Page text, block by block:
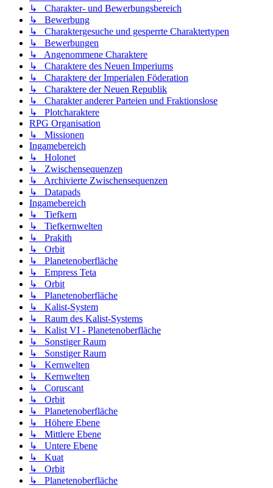
↳ Charakter- und Bewerbungsbereich
↳ Bewerbung
↳ Charaktergesuche und gesperrte Charaktertypen
↳ Bewerbungen
↳ Angenommene Charaktere
↳ Charaktere des Neuen Imperiums
↳ Charaktere der Imperialen Föderation
↳ Charaktere der Neuen Republik
↳ Charakter anderer Parteien und Fraktionslose
↳ Plotcharaktere
RPG Organisation
↳ Missionen
Ingamebereich
↳ Holonet
↳ Zwischensequenzen
↳ Archivierte Zwischensequenzen
↳ Datapads
Ingamebereich
↳ Tiefkern
↳ Tiefkernwelten
↳ Prakith
↳ Orbit
↳ Planetenoberfläche
↳ Empress Teta
↳ Orbit
↳ Planetenoberfläche
↳ Kalist-System
↳ Raum des Kalist-Systems
↳ Kalist VI - Planetenoberfläche
↳ Sonstiger Raum
↳ Sonstiger Raum
↳ Kernwelten
↳ Kernwelten
↳ Coruscant
↳ Orbit
↳ Planetenoberfläche
↳ Höhere Ebene
↳ Mittlere Ebene
↳ Untere Ebene
↳ Kuat
↳ Orbit
↳ Planetenoberfläche